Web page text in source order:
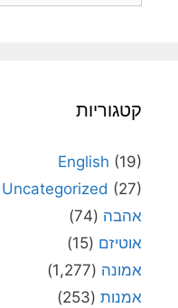
קטגוריות
English (19)
Uncategorized (27)
אהבה (74)
אוטיזם (15)
אמונה (1,277)
אמנות (253)